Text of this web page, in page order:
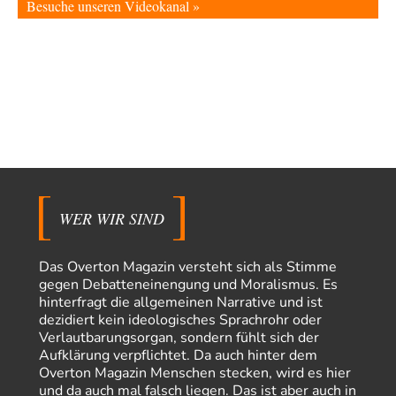
Russische Blockade des Schwarzen Meeres 35
Die NATO-Manöver gibt es noch. Mehr, als, zuvor, größere, nur eben jetzt
ein paar tausend…
El-G
Rechts- oder Linksträger?
Lieber jjkoeln, im Gegensatz zu anderen Texten von RdL, ist dieser
explizit als "Glosse" ausgezeichnet.…
Torstenvor 18 Stunden zu:
Urteil des Bundesverwaltungsgerichts zur ewigen
Geheimhaltung
Der Deep-State braucht Feinde wie ein Fisch das Wasser. Und nichts
erschafft bessere Feinde als…
Besuche unseren Videokanal »
WER WIR SIND
Das Overton Magazin versteht sich als Stimme
gegen Debatteneinengung und Moralismus. Es
hinterfragt die allgemeinen Narrative und ist
dezidiert kein ideologisches Sprachrohr oder
Verlautbarungsorgan, sondern fühlt sich der
Aufklärung verpflichtet. Da auch hinter dem
Overton Magazin Menschen stecken, wird es hier
und da auch mal falsch liegen. Das ist aber auch in